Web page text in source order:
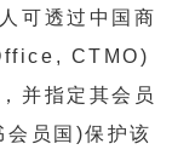
可透过中国商
CTMO)
并指定其会员
会员国)保护该